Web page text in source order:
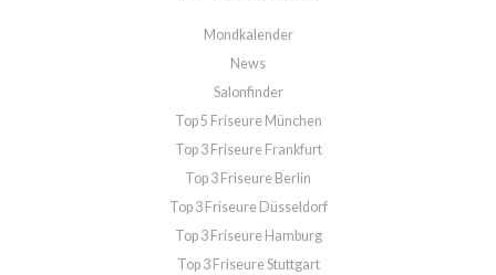
Mondkalender
News
Salonfinder
Top 5 Friseure München
Top 3 Friseure Frankfurt
Top 3 Friseure Berlin
Top 3 Friseure Düsseldorf
Top 3 Friseure Hamburg
Top 3 Friseure Stuttgart